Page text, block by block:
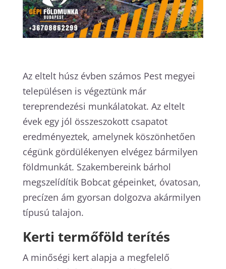
Az eltelt húsz évben számos Pest megyei
településen is végeztünk már
tereprendezési munkálatokat. Az eltelt
évek egy jól összeszokott csapatot
eredményeztek, amelynek köszönhetően
cégünk gördülékenyen elvégez bármilyen
földmunkát. Szakembereink bárhol
megszelídítik Bobcat gépeinket, óvatosan,
precízen ám gyorsan dolgozva akármilyen
típusú talajon.
Kerti termőföld terítés
A minőségi kert alapja a megfelelő